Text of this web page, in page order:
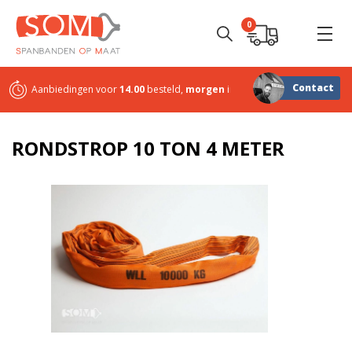
0
Aanbiedingen voor14.00 besteld, morgen in huisSterk in maatwerk
Contact
RONDSTROP 10 TON 4 METER